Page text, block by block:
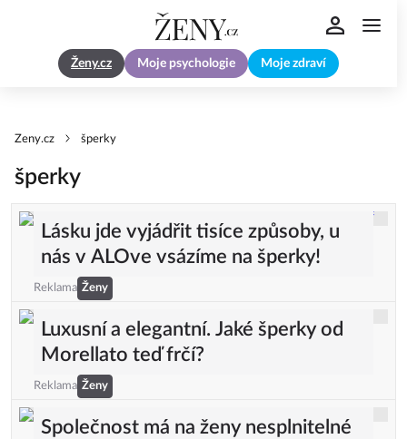
Ženy.cz Moje psychologie Moje zdraví
Zeny.cz šperky
šperky
Lásku jde vyjádřit tisíce způsoby, u
nás v ALOve vsázíme na šperky!
Reklama Ženy
Luxusní a elegantní. Jaké šperky od
Morellato teď frčí?
Reklama Ženy
Společnost má na ženy nesplnitelné